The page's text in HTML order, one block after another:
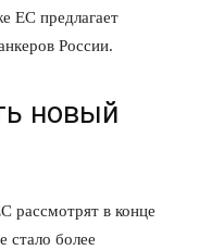
ЕС предлагает
России.
новый
рассмотрят в конце
стало более